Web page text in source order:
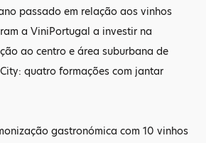
passado em relação aos vinhos
a ViniPortugal a investir na
ao centro e área suburbana de
quatro formações com jantar
gastronómica com 10 vinhos